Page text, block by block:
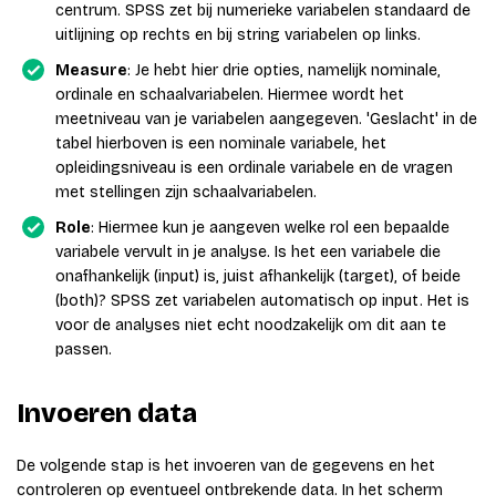
centrum. SPSS zet bij numerieke variabelen standaard de
uitlijning op rechts en bij string variabelen op links.
Measure: Je hebt hier drie opties, namelijk nominale,
ordinale en schaalvariabelen. Hiermee wordt het
meetniveau van je variabelen aangegeven. 'Geslacht' in de
tabel hierboven is een nominale variabele, het
opleidingsniveau is een ordinale variabele en de vragen
met stellingen zijn schaalvariabelen.
Role: Hiermee kun je aangeven welke rol een bepaalde
variabele vervult in je analyse. Is het een variabele die
onafhankelijk (input) is, juist afhankelijk (target), of beide
(both)? SPSS zet variabelen automatisch op input. Het is
voor de analyses niet echt noodzakelijk om dit aan te
passen.
Invoeren data
De volgende stap is het invoeren van de gegevens en het
controleren op eventueel ontbrekende data. In het scherm